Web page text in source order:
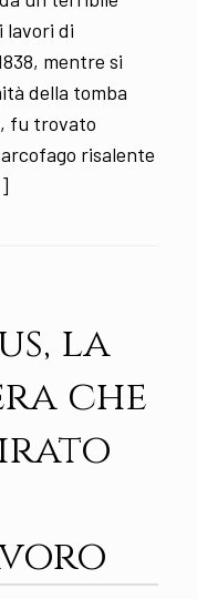
lavori di
mentre si
della tomba
fu trovato
risalente
la
che